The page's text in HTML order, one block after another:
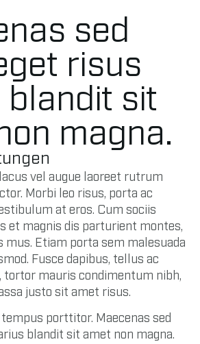
sed
risus
sit
magna.
vel augue laoreet rutrum
Morbi leo risus, porta ac
at eros. Cum sociis
et magnis dis parturient montes,
mus. Etiam porta sem malesuada
Fusce dapibus, tellus ac
tortor mauris condimentum nibh,
justo sit amet risus.
porttitor. Maecenas sed
blandit sit amet non magna.